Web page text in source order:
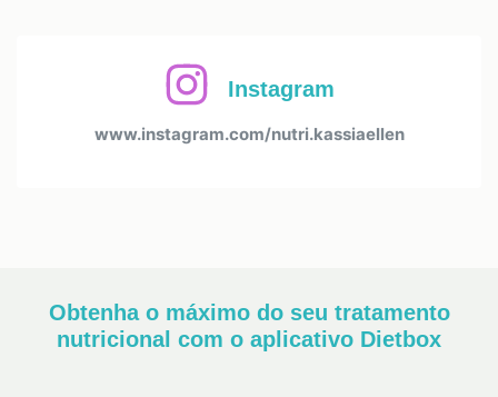
Instagram
www.instagram.com/nutri.kassiaellen
Obtenha o máximo do seu tratamento
nutricional com o aplicativo Dietbox